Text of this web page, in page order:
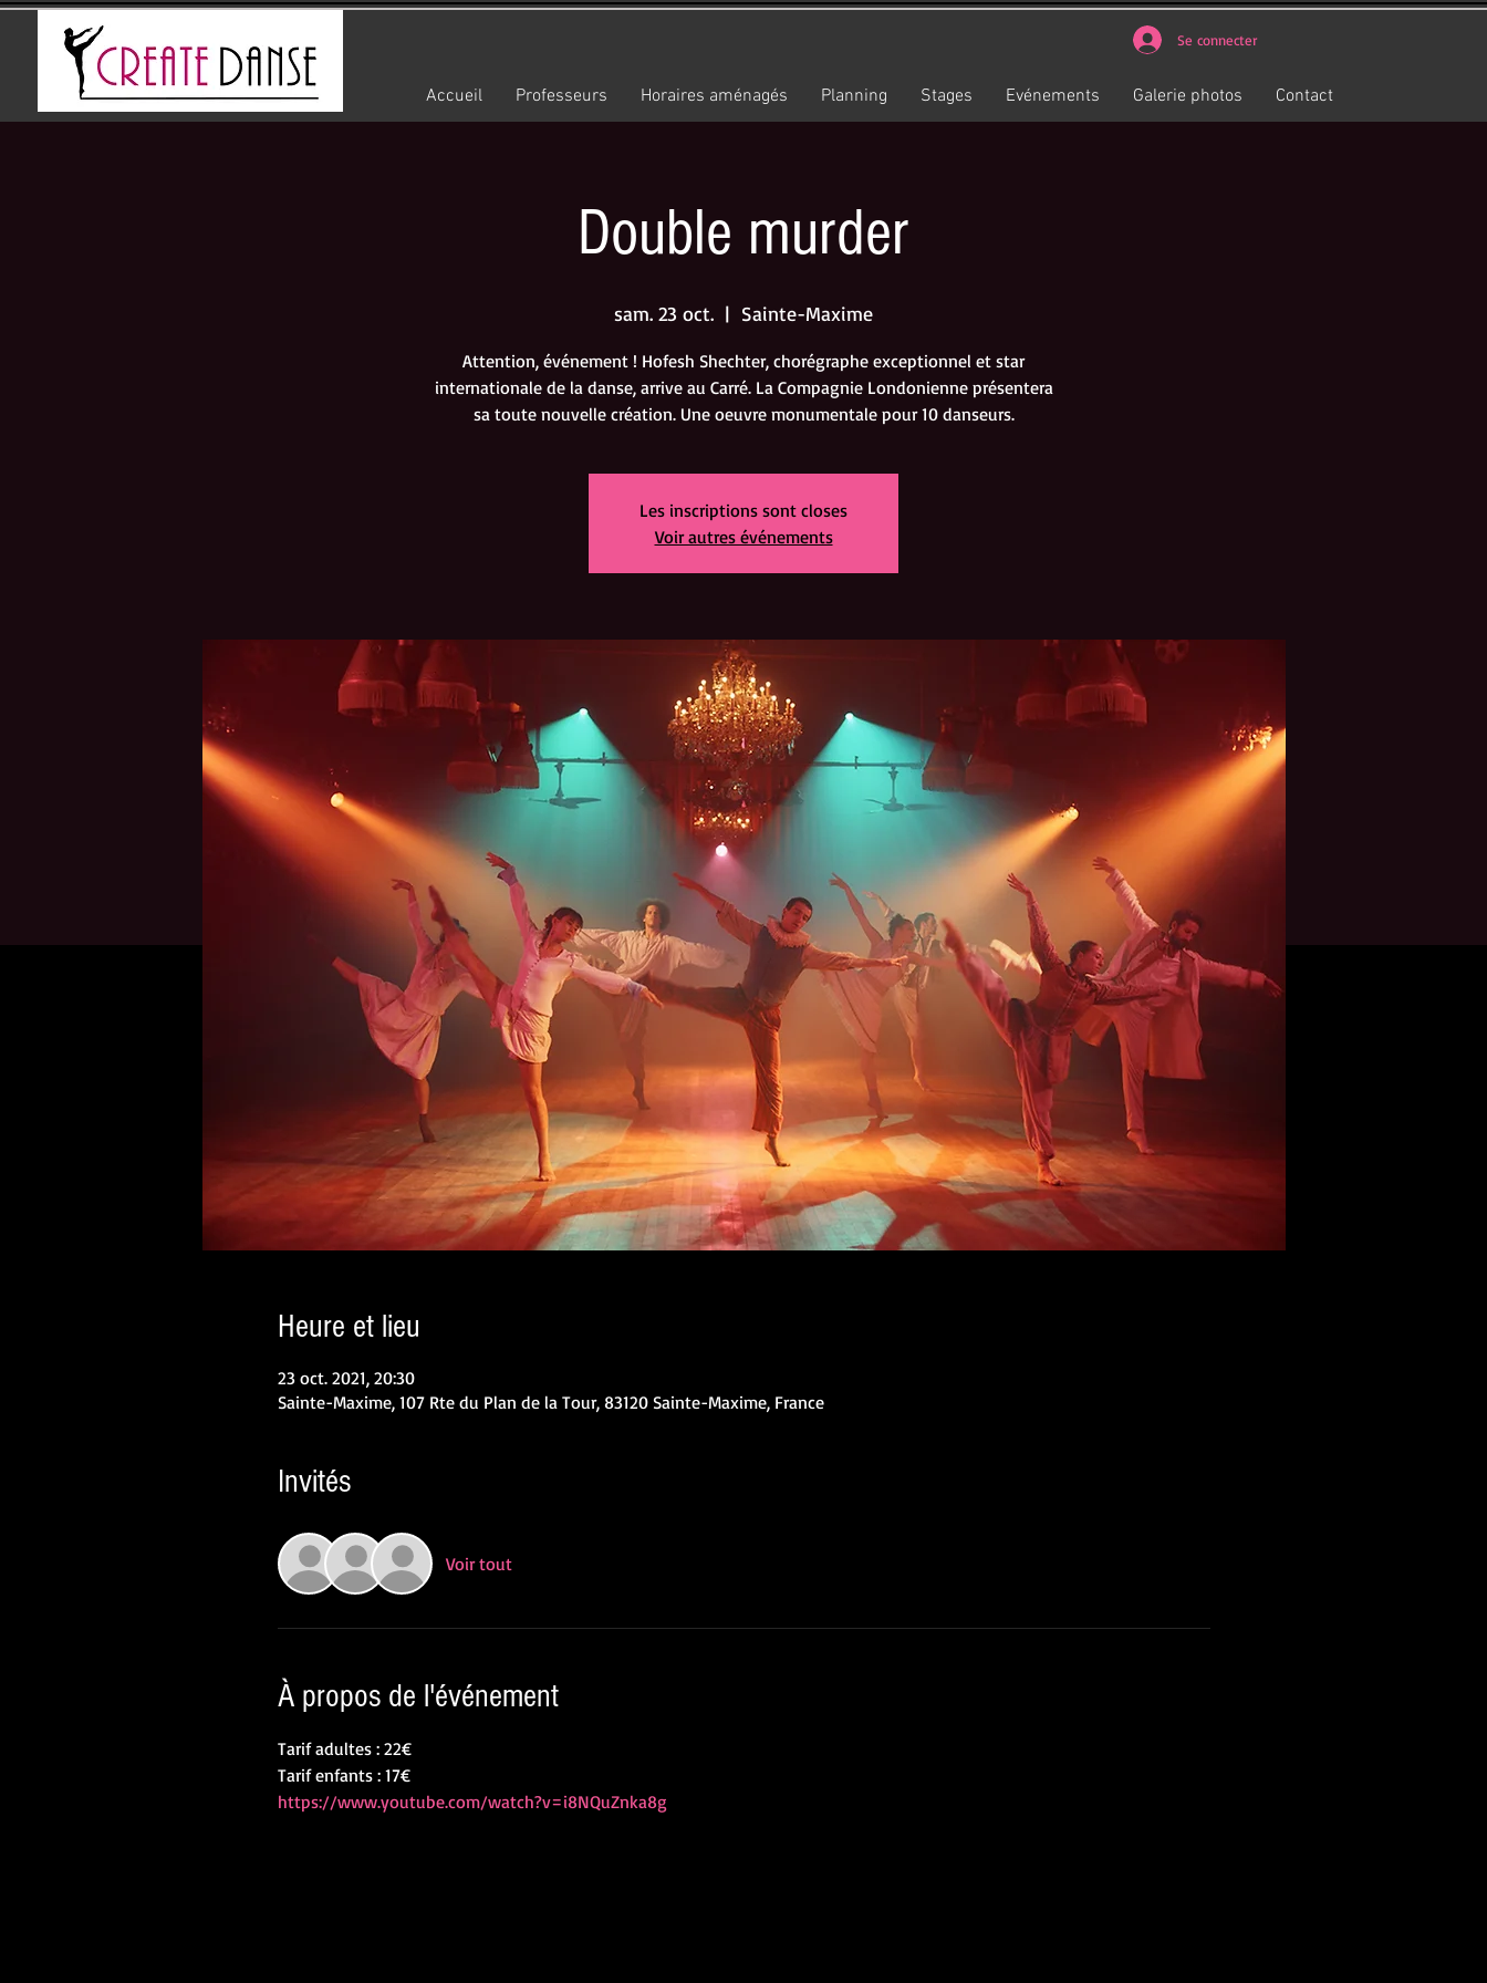
Se connecter
Accueil Professeurs Horaires aménagés Planning Stages Evénements Galerie photos Contact
Double murder
sam. 23 oct.
  |
Sainte-Maxime
Attention, événement ! Hofesh Shechter, chorégraphe exceptionnel et star
internationale de la danse, arrive au Carré. La Compagnie Londonienne présentera
sa toute nouvelle création. Une oeuvre monumentale pour 10 danseurs.
Les inscriptions sont closes
Voir autres événements
Heure et lieu
23 oct. 2021, 20:30
Sainte-Maxime, 107 Rte du Plan de la Tour, 83120 Sainte-Maxime, France
Invités
Voir tout
À propos de l'événement
Tarif adultes : 22€
Tarif enfants : 17€
https://www.youtube.com/watch?v=i8NQuZnka8g